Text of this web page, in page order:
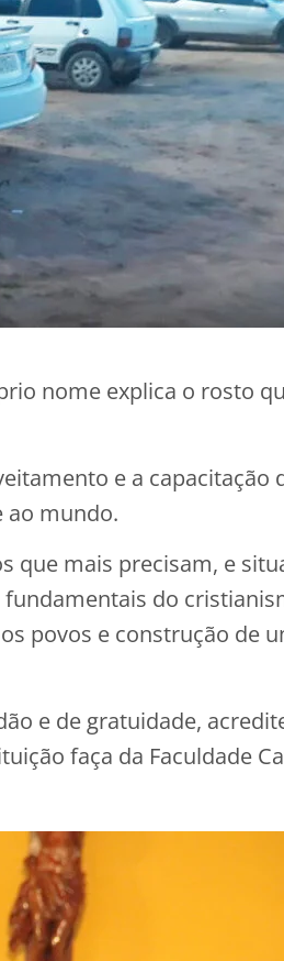
nome explica o rosto
e a capacitação
ao mundo.
que mais precisam, e
do
povos e construção de
e de gratuidade,
faça da Faculdade